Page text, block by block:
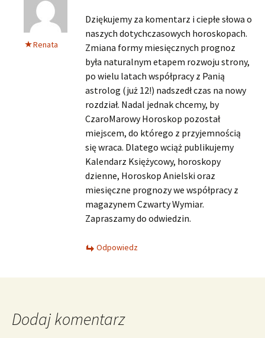
Renata
Dziękujemy za komentarz i ciepłe słowa o
naszych dotychczasowych horoskopach.
Zmiana formy miesięcznych prognoz
była naturalnym etapem rozwoju strony,
po wielu latach współpracy z Panią
astrolog (już 12!) nadszedł czas na nowy
rozdział. Nadal jednak chcemy, by
CzaroMarowy Horoskop pozostał
miejscem, do którego z przyjemnością
się wraca. Dlatego wciąż publikujemy
Kalendarz Księżycowy, horoskopy
dzienne, Horoskop Anielski oraz
miesięczne prognozy we współpracy z
magazynem Czwarty Wymiar.
Zapraszamy do odwiedzin.
Odpowiedz
Dodaj komentarz